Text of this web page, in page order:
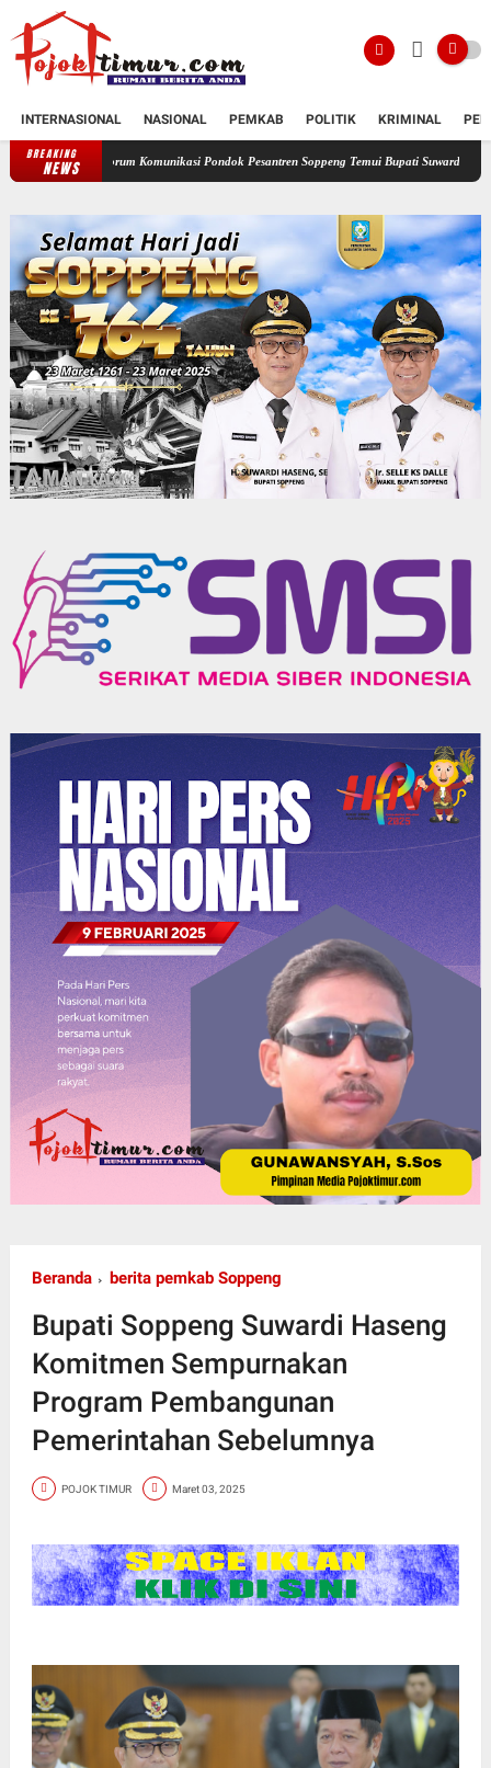
INTERNASIONAL NASIONAL PEMKAB POLITIK KRIMINAL
BREAKING
NEWS
Komunikasi Pondok Pesantren Soppeng Temui Bupati Suwardi Haseng Serahkan
Beranda berita pemkab Soppeng
Bupati Soppeng Suwardi Haseng
Komitmen Sempurnakan
Program Pembangunan
Pemerintahan Sebelumnya
POJOK TIMUR Maret 03, 2025